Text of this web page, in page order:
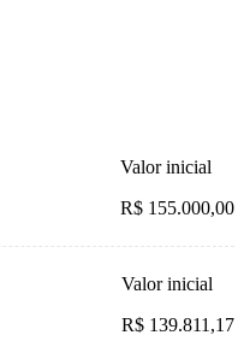
Valor inicial
R$ 155.000,00
Valor inicial
R$ 139.811,17